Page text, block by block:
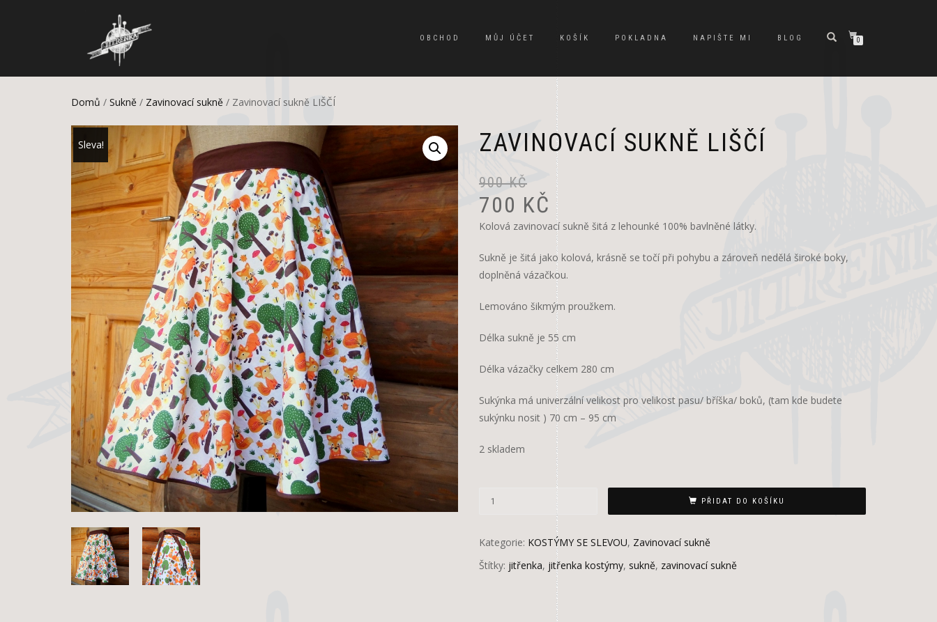
OBCHOD MŮJ ÚČET KOŠÍK POKLADNA NAPIŠTE MI BLOG 0
Domů / Sukně / Zavinovací sukně / Zavinovací sukně LIŠČÍ
Sleva! ZAVINOVACÍ SUKNĚ LIŠČÍ
900KČ
700 KČ
Kolová zavinovací sukně šitá z lehounké 100% bavlněné látky.
Sukně je šitá jako kolová, krásně se točí při pohybu a zároveň nedělá široké boky,
doplněná vázačkou.
Lemováno šikmým proužkem.
Délka sukně je 55 cm
Délka vázačky celkem 280 cm
Sukýnka má univerzální velikost pro velikost pasu/ bříška/ boků, (tam kde budete
sukýnku nosit ) 70 cm – 95 cm
2 skladem
PŘIDAT DO KOŠÍKU
Kategorie: KOSTÝMY SE SLEVOU, Zavinovací sukně
Štítky: jitřenka, jitřenka kostýmy, sukně, zavinovací sukně